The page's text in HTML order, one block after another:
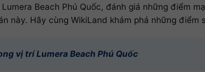
Beach Phú Quốc, đánh giá những điểm
này. Hãy cùng WikiLand khám phá những điểm
vị trí Lumera Beach Phú Quốc